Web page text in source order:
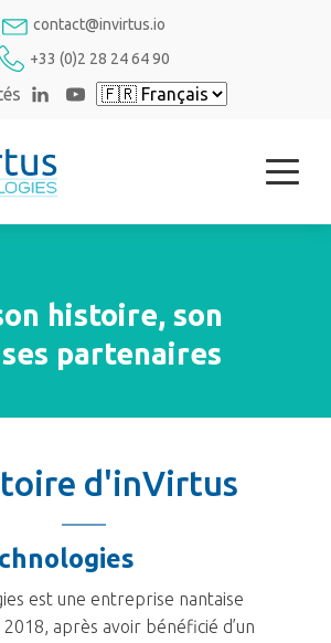
contact@invirtus.io
+33 (0)2 28 24 64 90
histoire, son
partenaires
d'inVirtus
est une entreprise nantaise
après avoir bénéficié d’un